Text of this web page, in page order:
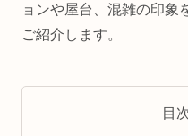
ョンや屋台、混雑の印象
ご紹介します。
目